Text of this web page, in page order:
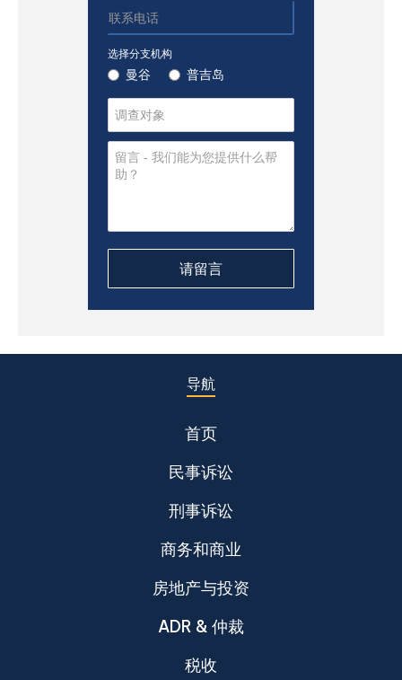
选择分支机构
曼谷 普吉岛
导航
首页
民事诉讼
刑事诉讼
商务和商业
房地产与投资
ADR & 仲裁
税收